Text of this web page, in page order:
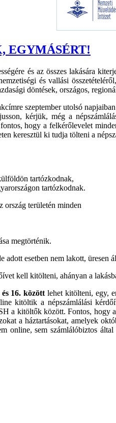
EGYMÁSÉRT!
és az összes lakására
és vallási
döntések, országos,
szeptember utolsó napjaiban
kérjük, még a
hogy a felkérőlevelet
keresztül ki tudja tölteni a
tartózkodnak,
tartózkodnak.
ország területén minden
megtörténik.
esetben nem lakott,
kell kitölteni, ahányan a
16. között lehet kitölteni, egy,
kitöltik a népszámlálási
a kitöltők között. Fontos,
a háztartásokat, amelyek
sem számlálóbiztos